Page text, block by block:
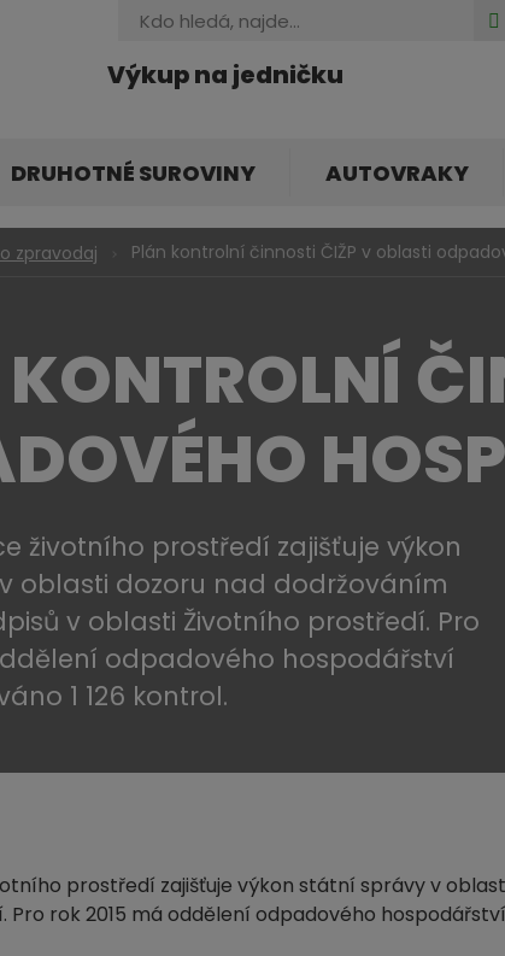
Výkup na jedničku
Vyhledávání
DRUHOTNÉ SUROVINY AUTOVRAKY
zpravodaj Plán kontrolní činnosti ČIŽP v oblasti
životního prostředí zajišťuje výkon
oblasti dozoru nad dodržováním
v oblasti Životního prostředí. Pro
odpadového hospodářství
1 126 kontrol.
prostředí zajišťuje výkon státní správy v
rok 2015 má oddělení odpadového hospodářství